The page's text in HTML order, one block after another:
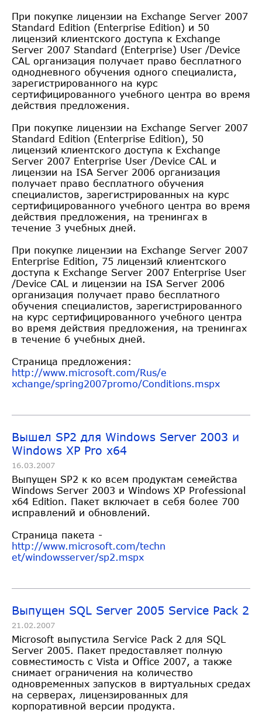
При покупке лицензии на Exchange Server 2007
Standard Edition (Enterprise Edition) и 50
лицензий клиентского доступа к Exchange
Server 2007 Standard (Enterprise) User /Device
CAL организация получает право бесплатного
однодневного обучения одного специалиста,
зарегистрированного на курс
сертифицированного учебного центра во время
действия предложения.
При покупке лицензии на Exchange Server 2007
Standard Edition (Enterprise Edition), 50
лицензий клиентского доступа к Exchange
Server 2007 Enterprise User /Device CAL и
лицензии на ISA Server 2006 организация
получает право бесплатного обучения
специалистов, зарегистрированных на курс
сертифицированного учебного центра во время
действия предложения, на тренингах в
течение 3 учебных дней.
При покупке лицензии на Exchange Server 2007
Enterprise Edition, 75 лицензий клиентского
доступа к Exchange Server 2007 Enterprise User
/Device CAL и лицензии на ISA Server 2006
организация получает право бесплатного
обучения специалистов, зарегистрированного
на курс сертифицированного учебного центра
во время действия предложения, на тренингах
в течение 6 учебных дней.
Страница предложения:
http://www.microsoft.com/Rus/e
xchange/spring2007promo/Conditions.mspx
Вышел SP2 для Windows Server 2003 и
Windows XP Pro x64
16.03.2007
Выпущен SP2 к ко всем продуктам семейства
Windows Server 2003 и Windows XP Professional
x64 Edition. Пакет включает в себя более 700
исправлений и обновлений.
Страница пакета -
http://www.microsoft.com/techn
et/windowsserver/sp2.mspx
Выпущен SQL Server 2005 Service Pack 2
21.02.2007
Microsoft выпустила Service Pack 2 для SQL
Server 2005. Пакет предоставляет полную
совместимость с Vista и Office 2007, а также
снимает ограничения на количество
одновременных запусков в виртуальных средах
на серверах, лицензированных для
корпоративной версии продукта.